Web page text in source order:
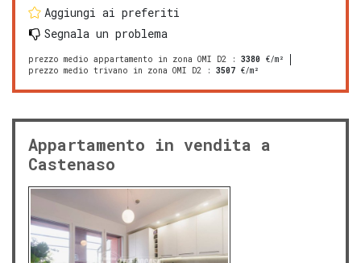
Aggiungi ai preferiti
Segnala un problema
prezzo medio appartamento in zona OMI D2 : 3380 €/m²
prezzo medio trivano in zona OMI D2 : 3507 €/m²
Appartamento in vendita a
Castenaso